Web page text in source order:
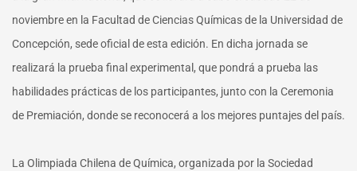
noviembre en la Facultad de Ciencias Químicas de la Universidad de
Concepción, sede oficial de esta edición. En dicha jornada se
realizará la prueba final experimental, que pondrá a prueba las
habilidades prácticas de los participantes, junto con la Ceremonia
de Premiación, donde se reconocerá a los mejores puntajes del país.
La Olimpiada Chilena de Química, organizada por la Sociedad